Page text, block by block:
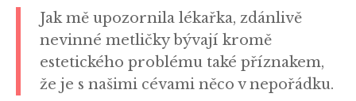
Jak mě upozornila lékařka, zdánlivě
nevinné metličky bývají kromě
estetického problému také příznakem,
že je s našimi cévami něco v nepořádku.